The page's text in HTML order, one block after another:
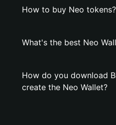
How to buy Neo tokens?
What's the best Neo
How do you download
create the Neo Wallet?